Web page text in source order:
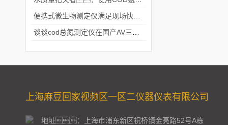
上海麻豆回家视频区一区二仪器仪表有限公司
地址：上海市浦东新区祝桥镇金亮路52号A栋